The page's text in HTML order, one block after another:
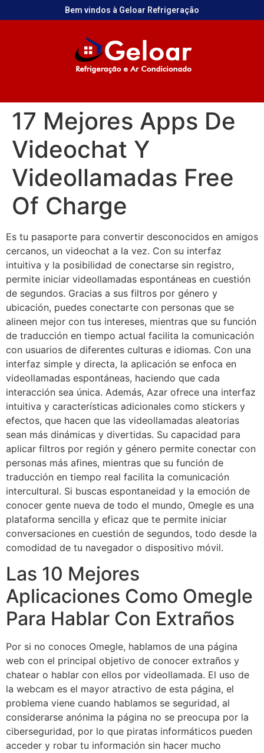
Bem vindos à Geloar Refrigeração
17 Mejores Apps De
Videochat Y
Videollamadas Free
Of Charge
Es tu pasaporte para convertir desconocidos en amigos
cercanos, un videochat a la vez. Con su interfaz
intuitiva y la posibilidad de conectarse sin registro,
permite iniciar videollamadas espontáneas en cuestión
de segundos. Gracias a sus filtros por género y
ubicación, puedes conectarte con personas que se
alineen mejor con tus intereses, mientras que su función
de traducción en tiempo actual facilita la comunicación
con usuarios de diferentes culturas e idiomas. Con una
interfaz simple y directa, la aplicación se enfoca en
videollamadas espontáneas, haciendo que cada
interacción sea única. Además, Azar ofrece una interfaz
intuitiva y características adicionales como stickers y
efectos, que hacen que las videollamadas aleatorias
sean más dinámicas y divertidas. Su capacidad para
aplicar filtros por región y género permite conectar con
personas más afines, mientras que su función de
traducción en tiempo real facilita la comunicación
intercultural. Si buscas espontaneidad y la emoción de
conocer gente nueva de todo el mundo, Omegle es una
plataforma sencilla y eficaz que te permite iniciar
conversaciones en cuestión de segundos, todo desde la
comodidad de tu navegador o dispositivo móvil.
Las 10 Mejores
Aplicaciones Como Omegle
Para Hablar Con Extraños
Por si no conoces Omegle, hablamos de una página
web con el principal objetivo de conocer extraños y
chatear o hablar con ellos por videollamada. El uso de
la webcam es el mayor atractivo de esta página, el
problema viene cuando hablamos se seguridad, al
considerarse anónima la página no se preocupa por la
ciberseguridad, por lo que piratas informáticos pueden
acceder y robar tu información sin hacer mucho